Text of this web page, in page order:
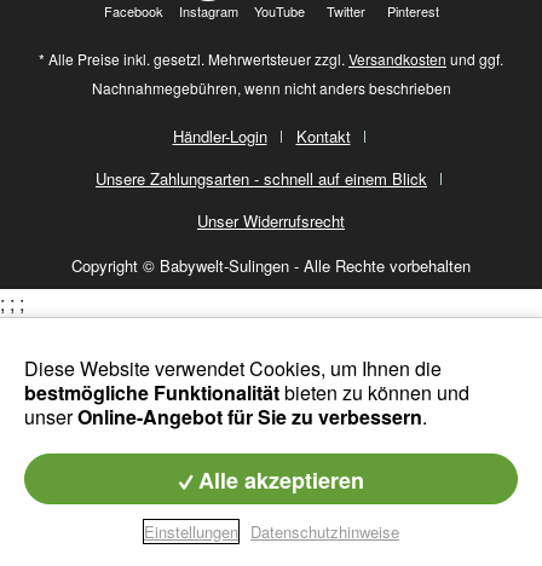
Facebook Instagram YouTube Twitter Pinterest
* Alle Preise inkl. gesetzl. Mehrwertsteuer zzgl. Versandkosten und ggf.
Nachnahmegebühren, wenn nicht anders beschrieben
Händler-Login
Kontakt
Unsere Zahlungsarten - schnell auf einem Blick
Unser Widerrufsrecht
Copyright © Babywelt-Sulingen - Alle Rechte vorbehalten
Diese Website verwendet Cookies, um Ihnen die
bestmögliche Funktionalitätbieten zu können und
unserOnline-Angebot für Sie zu verbessern.
Alle akzeptieren
Einstellungen Datenschutzhinweise
; ; ;